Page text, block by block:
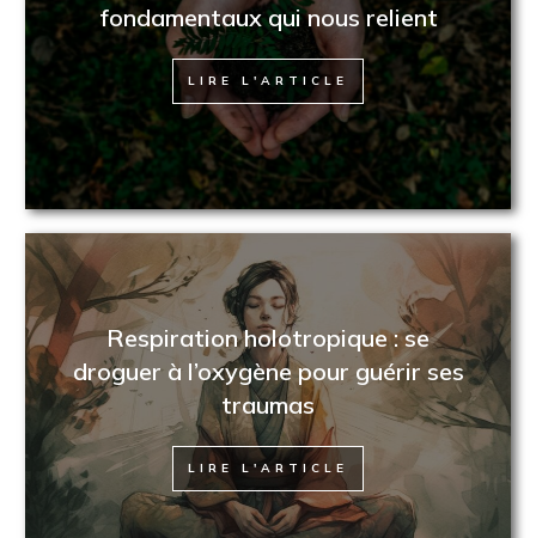
fondamentaux qui nous relient
LIRE L'ARTICLE
Respiration holotropique : se
droguer à l’oxygène pour guérir ses
traumas
LIRE L'ARTICLE